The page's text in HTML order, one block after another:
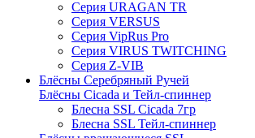
Серия URAGAN TR
Серия VERSUS
Серия VipRus Pro
Серия VIRUS TWITCHING
Серия Z-VIB
Блёсны Серебряный Ручей
Блёсны Cicada и Тейл-спиннер
Блесна SSL Cicada 7гр
Блесна SSL Тейл-спиннер